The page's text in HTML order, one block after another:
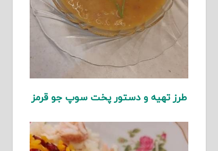
طرز تهیه و دستور پخت سوپ جو قرمز